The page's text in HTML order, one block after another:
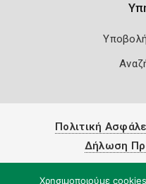
Πολιτική
Δήλωση
Χρησιμοποιούμε